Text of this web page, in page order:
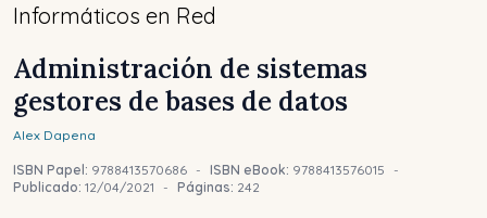
Informáticos en Red
Administración de sistemas
gestores de bases de datos
Alex Dapena
ISBN Papel: 9788413570686 - ISBN eBook: 9788413576015
-
Publicado: 12/04/2021 - Páginas: 242